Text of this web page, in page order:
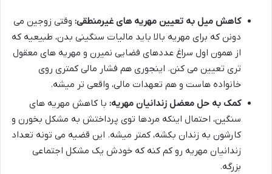
کاهش میل به تعیین مهریه های غیرمنطقی: وقتی زوجین می
دونن که برای مهریه بالا باید مالیات سنگینی بدن، طبیعیه که
از همون اول سراغ عددهای فضایی نمیرن و مهریه های معقول
تری تعیین می کنن. اینجوری هم فشار مالی کمتری روی
خانواده هاست و هم تعهدات مالی، واقعی تر میشه.
کمک به حل معضل زندانیان مهریه: با کاهش مهریه های
سنگین، احتمال اینکه مردها توی پرداختش به مشکل بخورن و
کارشون به زندان بکشه، کمتر میشه. این قضیه می تونه تعداد
زندانیان مهریه رو کم کنه که خودش یک مشکل اجتماعی
بزرگه.